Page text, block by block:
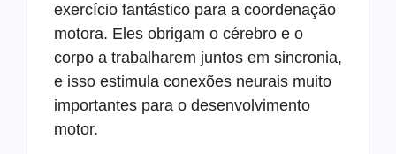
exercício fantástico para a coordenação
motora. Eles obrigam o cérebro e o
corpo a trabalharem juntos em sincronia,
e isso estimula conexões neurais muito
importantes para o desenvolvimento
motor.